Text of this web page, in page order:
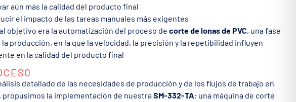
aún más la calidad del producto final
el impacto de las tareas manuales más exigentes
objetivo era la automatización del proceso de corte de lonas de PVC, una fase
la producción, en la que la velocidad, la precisión y la repetibilidad influyen
en la calidad del producto final
detallado de las necesidades de producción y de los flujos de trabajo en
propusimos la implementación de nuestraSM-332-TA: una máquina de corte